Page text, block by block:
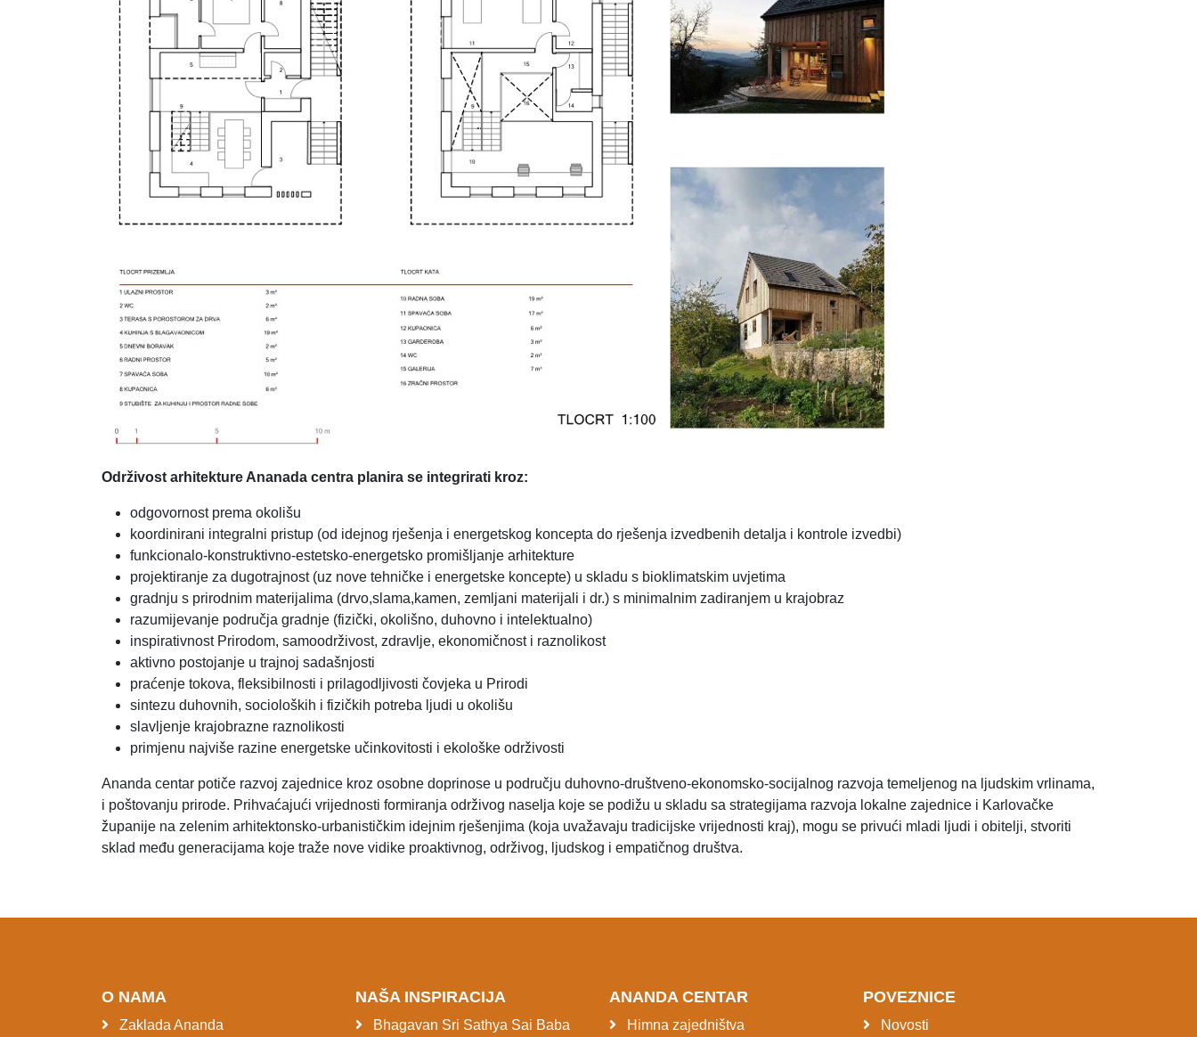
Održivost arhitekture Ananada centra planira se integrirati kroz:
odgovornost prema okolišu
koordinirani integralni pristup (od idejnog rješenja i energetskog koncepta do rješenja izvedbenih detalja i kontrole izvedbi)
funkcionalo-konstruktivno-estetsko-energetsko promišljanje arhitekture
projektiranje za dugotrajnost (uz nove tehničke i energetske koncepte) u skladu s bioklimatskim uvjetima
gradnju s prirodnim materijalima (drvo,slama,kamen, zemljani materijali i dr.) s minimalnim zadiranjem u krajobraz
razumijevanje područja gradnje (fizički, okolišno, duhovno i intelektualno)
inspirativnost Prirodom, samoodrživost, zdravlje, ekonomičnost i raznolikost
aktivno postojanje u trajnoj sadašnjosti
praćenje tokova, fleksibilnosti i prilagodljivosti čovjeka u Prirodi
sintezu duhovnih, socioloških i fizičkih potreba ljudi u okolišu
slavljenje krajobrazne raznolikosti
primjenu najviše razine energetske učinkovitosti i ekološke održivosti
Ananda centar potiče razvoj zajednice kroz osobne doprinose u području duhovno-društveno-ekonomsko-socijalnog razvoja temeljenog na ljudskim vrlinama,
i poštovanju prirode. Prihvaćajući vrijednosti formiranja održivog naselja koje se podižu u skladu sa strategijama razvoja lokalne zajednice i Karlovačke
županije na zelenim arhitektonsko-urbanističkim idejnim rješenjima (koja uvažavaju tradicijske vrijednosti kraj), mogu se privući mladi ljudi i obitelji, stvoriti
sklad među generacijama koje traže nove vidike proaktivnog, održivog, ljudskog i empatičnog društva.
O NAMA
Zaklada Ananda
NAŠA INSPIRACIJA
Bhagavan Sri Sathya Sai Baba
ANANDA CENTAR
Himna zajedništva
POVEZNICE
Novosti